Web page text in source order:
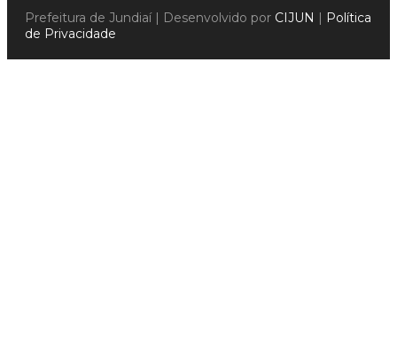
Prefeitura de Jundiaí | Desenvolvido por CIJUN | Política
de Privacidade